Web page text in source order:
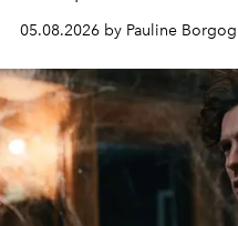
05.08.2026 by Pauline